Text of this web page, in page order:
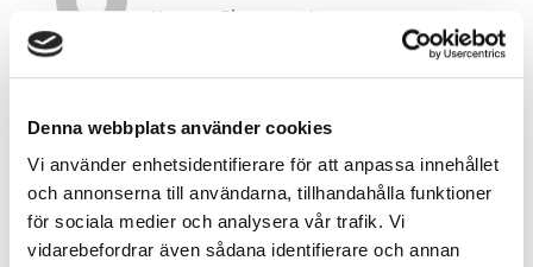
Denna webbplats använder cookies
Vi använder enhetsidentifierare för att anpassa innehållet
och annonserna till användarna, tillhandahålla funktioner
för sociala medier och analysera vår trafik. Vi
vidarebefordrar även sådana identifierare och annan
Betygsatt5
Yvonne Elm
31 juli, 2026
Ljuvliga färger och så skön kvalité
hjälpsam?
För att rösta på en recension så
behöver du vara inloggad